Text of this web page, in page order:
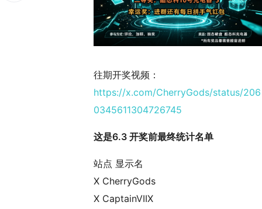
往期开奖视频：
https://x.com/CherryGods/status/206
0345611304726745
这是6.3 开奖前最终统计名单
站点 显示名
X CherryGods
X CaptainVIIX